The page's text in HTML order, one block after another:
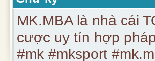
MK.MBA là nhà cái
cược uy tín hợp
#mk #mksport